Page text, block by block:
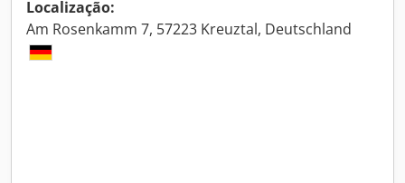
Localização:
Am Rosenkamm 7, 57223 Kreuztal, Deutschland